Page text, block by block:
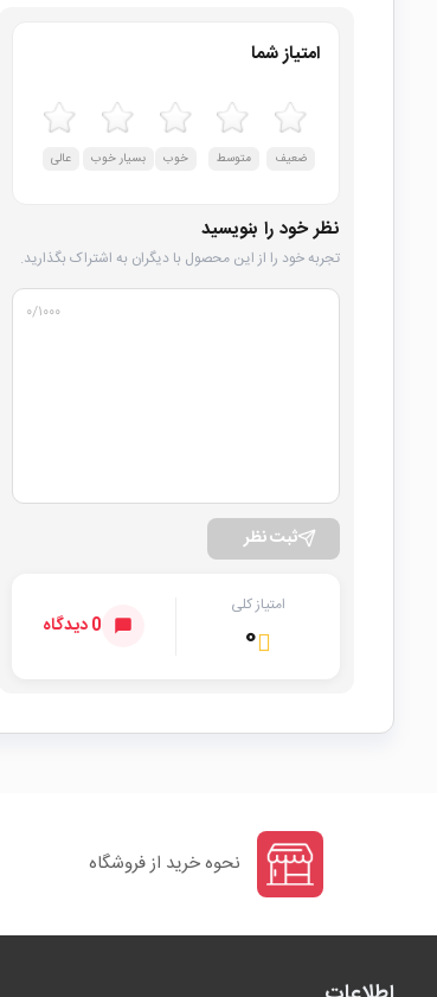
امتیاز شما
ضعیف متوسط خوب بسیار خوب عالی
نظر خود را بنویسید
تجربه خود را از این محصول با دیگران به اشتراک بگذارید.
۰/۱۰۰۰
ثبت نظر
امتیاز کلی
۰ 0 دیدگاه
نحوه خرید از فروشگاه